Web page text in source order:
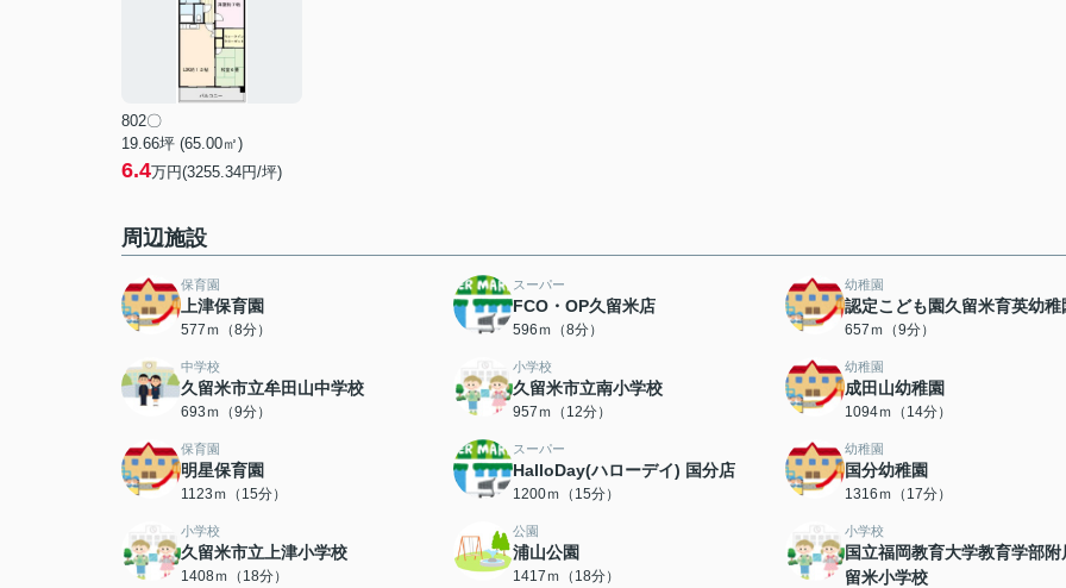
802〇
19.66坪 (65.00㎡)
6.4万円(3255.34円/坪)
周辺施設
保育園
上津保育園
577ｍ（8分）
スーパー
FCO・OP久留米店
596ｍ（8分）
幼稚園
認定こども園久留米育英幼稚
657ｍ（9分）
中学校
久留米市立牟田山中学校
693ｍ（9分）
小学校
久留米市立南小学校
957ｍ（12分）
幼稚園
成田山幼稚園
1094ｍ（14分）
保育園
明星保育園
1123ｍ（15分）
スーパー
HalloDay(ハローデイ) 国分店
1200ｍ（15分）
幼稚園
国分幼稚園
1316ｍ（17分）
小学校
久留米市立上津小学校
1408ｍ（18分）
公園
浦山公園
1417ｍ（18分）
小学校
国立福岡教育大学教育学部附
留米小学校